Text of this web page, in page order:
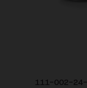
111-002-24-